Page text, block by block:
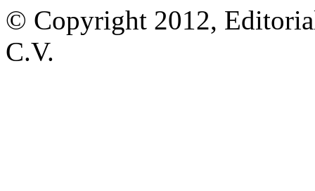
© Copyright 2012,
C.V.